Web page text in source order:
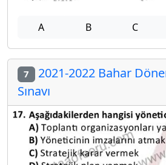
A B C
7 2021-2022 Bahar
Sınavı